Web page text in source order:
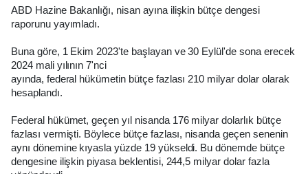
ABD Hazine Bakanlığı, nisan ayına ilişkin bütçe dengesi
raporunu yayımladı.
Buna göre, 1 Ekim 2023'te başlayan ve 30 Eylül'de sona erecek
2024 mali yılının 7'nci
ayında, federal hükümetin bütçe fazlası 210 milyar dolar olarak
hesaplandı.
Federal hükümet, geçen yıl nisanda 176 milyar dolarlık bütçe
fazlası vermişti. Böylece bütçe fazlası, nisanda geçen senenin
aynı dönemine kıyasla yüzde 19 yükseldi. Bu dönemde bütçe
dengesine ilişkin piyasa beklentisi, 244,5 milyar dolar fazla